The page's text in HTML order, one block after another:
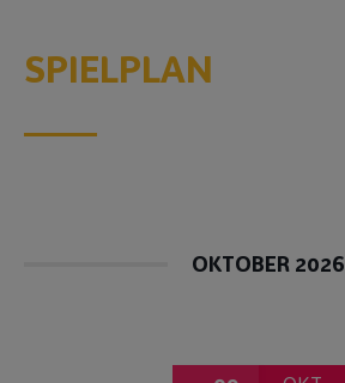
SPIELPLAN
OKTOBER 2026